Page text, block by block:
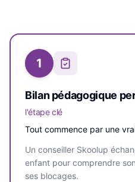
1
Bilan pédagogique
l'étape clé
Tout commence par une
Un conseiller Skoolup
enfant pour comprendre
ses blocages.